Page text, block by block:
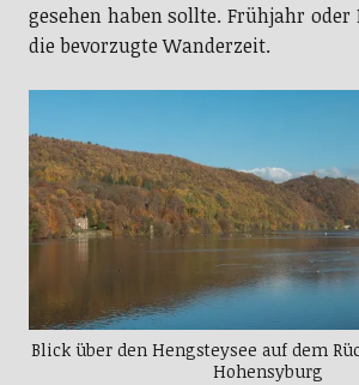
gesehen haben sollte. Frühjahr
die bevorzugte Wanderzeit.
Blick über den Hengsteysee auf dem
Hohensyburg